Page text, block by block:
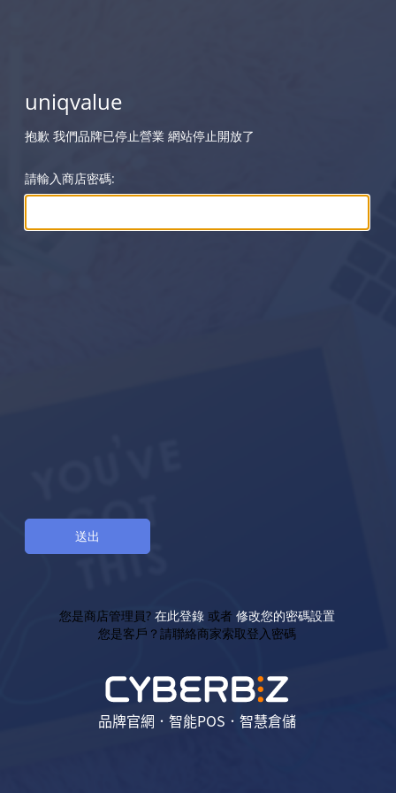
uniqvalue
抱歉 我們品牌已停止營業 網站停止開放了
請輸入商店密碼:
您是商店管理員? 在此登錄 或者 修改您的密碼設置
您是客戶？請聯絡商家索取登入密碼